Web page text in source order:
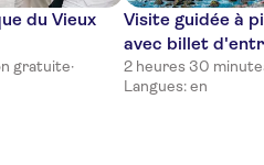
du Vieux
gratuite·
Visite guidée à
avec billet
2 heures 30
Langues: en